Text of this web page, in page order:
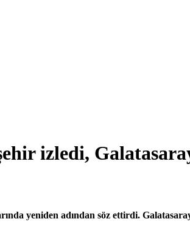
izledi,
yeniden adından söz ettirdi.